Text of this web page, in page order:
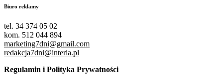
Biuro reklamy
tel. 34 374 05 02
kom. 512 044 894
marketing7dni@gmail.com
redakcja7dni@interia.pl
Regulamin i Polityka Prywatności